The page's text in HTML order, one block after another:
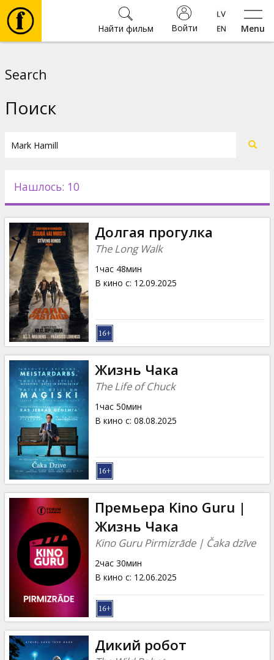
Menu
Войти
Найти фильм
Новости
Подарки
Кинозакуски
B2B
Клуб
Search
Поиск
Нашлось: 10
Долгая прогулка
The Long Walk
1час 48мин
В кино с: 12.09.2025
Жизнь Чака
The Life of Chuck
1час 50мин
В кино с: 08.08.2025
Премьера Kino Guru |
Жизнь Чака
Kino Guru Pirmizrāde | Čaka dzīve
2час 30мин
В кино с: 12.06.2025
Дикий робот